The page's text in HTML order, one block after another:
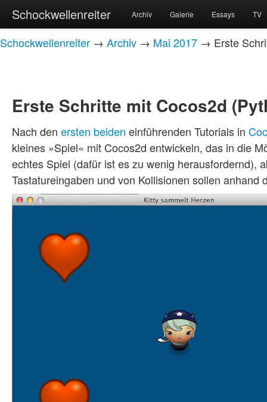
Schockwellenreiter Archiv Galerie Essays TV
Schockwellenreiter → Archiv → Mai 2017 → Erste
Erste Schritte mit Cocos2d
Nach den ersten beiden einführenden Tutorials in
kleines »Spiel« mit Cocos2d entwickeln, das in die
echtes Spiel (dafür ist es zu wenig herausfordernd),
Tastatureingaben und von Kollisionen sollen anhand